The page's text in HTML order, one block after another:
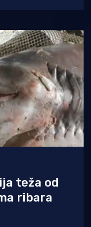
teža od
ribara